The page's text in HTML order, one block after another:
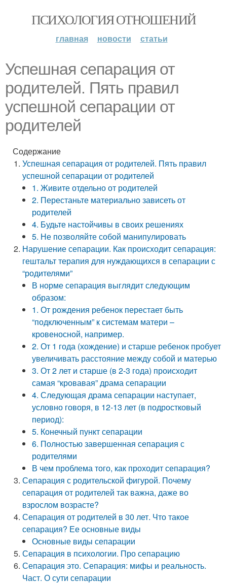
ПСИХОЛОГИЯ ОТНОШЕНИЙ
главная новости статьи
Успешная сепарация от
родителей. Пять правил
успешной сепарации от
родителей
Содержание
Успешная сепарация от родителей. Пять правил
успешной сепарации от родителей
1. Живите отдельно от родителей
2. Перестаньте материально зависеть от
родителей
4. Будьте настойчивы в своих решениях
5. Не позволяйте собой манипулировать
Нарушение сепарации. Как происходит сепарация:
гештальт терапия для нуждающихся в сепарации с
“родителями”
В норме сепарация выглядит следующим
образом:
1. От рождения ребенок перестает быть
“подключенным” к системам матери –
кровеносной, например.
2. От 1 года (хождение) и старше ребенок пробует
увеличивать расстояние между собой и матерью
3. От 2 лет и старше (в 2-3 года) происходит
самая “кровавая” драма сепарации
4. Следующая драма сепарации наступает,
условно говоря, в 12-13 лет (в подростковый
период):
5. Конечный пункт сепарации
6. Полностью завершенная сепарация с
родителями
В чем проблема того, как проходит сепарация?
Сепарация с родительской фигурой. Почему
сепарация от родителей так важна, даже во
взрослом возрасте?
Сепарация от родителей в 30 лет. Что такое
сепарация? Ее основные виды
Основные виды сепарации
Сепарация в психологии. Про сепарацию
Сепарация это. Сепарация: мифы и реальность.
Част. О сути сепарации